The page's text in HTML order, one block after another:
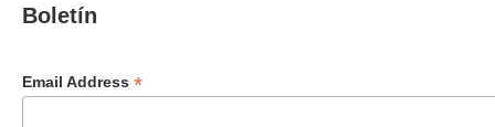
Boletín
Email Address *